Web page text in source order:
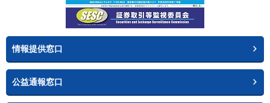
情報提供窓口
公益通報窓口